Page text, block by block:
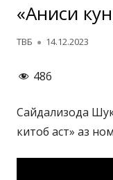
«Аниси
Автор
ТВБ Опубликовано
14.12.2023
486
Сайдализода
китоб аст» аз